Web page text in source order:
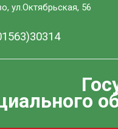
ул.Октябрьская, 56